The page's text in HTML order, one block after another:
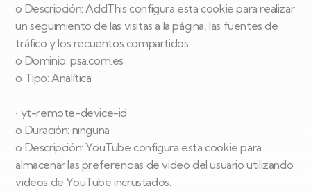
o Descripción: AddThis configura esta cookie para realizar
un seguimiento de las visitas a la página, las fuentes de
tráfico y los recuentos compartidos.
o Dominio: psa.com.es
o Tipo: Analítica
• yt-remote-device-id
o Duración: ninguna
o Descripción: YouTube configura esta cookie para
almacenar las preferencias de video del usuario utilizando
videos de YouTube incrustados.